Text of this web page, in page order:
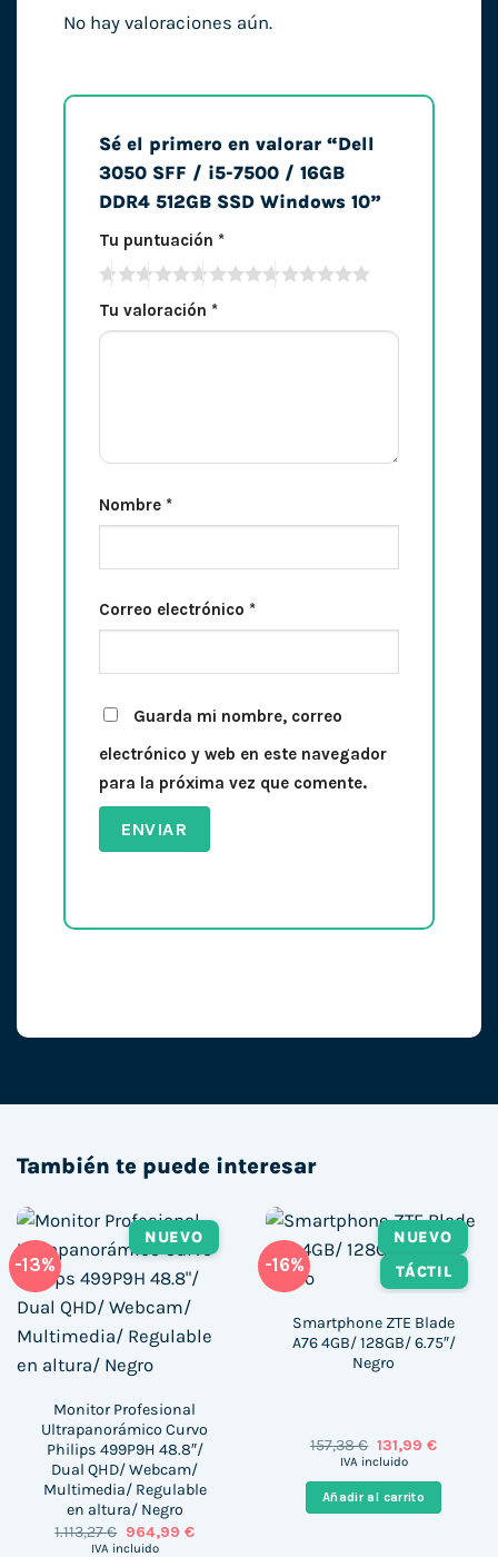
No hay valoraciones aún.
Sé el primero en valorar “Dell
3050 SFF / i5-7500 / 16GB
DDR4 512GB SSD Windows 10”
Tu puntuación *
Tu valoración *
Nombre *
Correo electrónico *
Guarda mi nombre, correo
electrónico y web en este navegador
para la próxima vez que comente.
También te puede interesar
-13%
NUEVO
Monitor Profesional
Ultrapanorámico Curvo
Philips 499P9H 48.8″/
Dual QHD/ Webcam/
Multimedia/ Regulable
en altura/ Negro
1.113,27€ El
precio
964,99 €El
IVA incluido
-16%
NUEVO
TÁCTIL
Smartphone ZTE Blade
A76 4GB/ 128GB/ 6.75″/
Negro
157,38€ El
precio
era:
157,38 €.
131,99 €El
es:
131,99 €.
IVA incluido
Añadir al carrito